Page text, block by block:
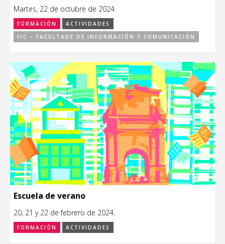
Martes, 22 de octubre de 2024.
FORMACIÓN
ACTIVIDADES
FIC – FACULTADE DE INFORMACIÓN Y COMUNICACIÓN
Escuela de verano
20, 21 y 22 de febrero de 2024.
FORMACIÓN ACTIVIDADES